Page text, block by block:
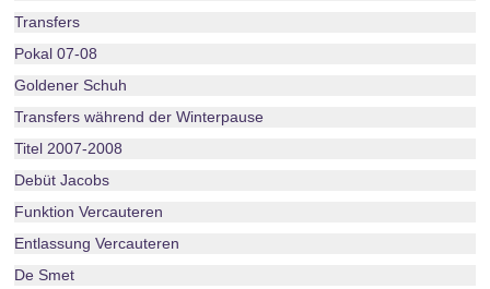
Transfers
Pokal 07-08
Goldener Schuh
Transfers während der Winterpause
Titel 2007-2008
Debüt Jacobs
Funktion Vercauteren
Entlassung Vercauteren
De Smet